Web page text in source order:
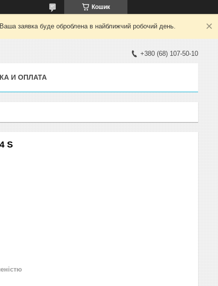
Кошик
заявка буде оброблена в найближчий робочий день.
+380 (68) 107-50-10
И ОПЛАТА
S